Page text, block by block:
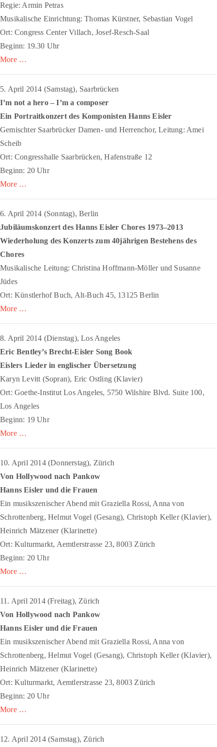
Regie: Armin Petras
Musikalische Einrichtung: Thomas Kürstner, Sebastian Vogel
Ort: Congress Center Villach, Josef-Resch-Saal
Beginn: 19.30 Uhr
More …
5. April 2014 (Samstag), Saarbrücken
I’m not a hero – I’m a composer
Ein Portraitkonzert des Komponisten Hanns Eisler
Gemischter Saarbrücker Damen- und Herrenchor, Leitung: Amei
Scheib
Ort: Congresshalle Saarbrücken, Hafenstraße 12
Beginn: 20 Uhr
More …
6. April 2014 (Sonntag), Berlin
Jubiläumskonzert des Hanns Eisler Chores 1973–2013
Wiederholung des Konzerts zum 40jährigen Bestehens des
Chores
Musikalische Leitung: Christina Hoffmann-Möller und Susanne
Jüdes
Ort: Künstlerhof Buch, Alt-Buch 45, 13125 Berlin
More …
8. April 2014 (Dienstag), Los Angeles
Eric Bentley’s Brecht-Eisler Song Book
Eislers Lieder in englischer Übersetzung
Karyn Levitt (Sopran), Eric Ostling (Klavier)
Ort: Goethe-Institut Los Angeles, 5750 Wilshire Blvd. Suite 100,
Los Angeles
Beginn: 19 Uhr
More …
10. April 2014 (Donnerstag), Zürich
Von Hollywood nach Pankow
Hanns Eisler und die Frauen
Ein musikszenischer Abend mit Graziella Rossi, Anna von
Schrottenberg, Helmut Vogel (Gesang), Christoph Keller (Klavier),
Heinrich Mätzener (Klarinette)
Ort: Kulturmarkt, Aemtlerstrasse 23, 8003 Zürich
Beginn: 20 Uhr
More …
11. April 2014 (Freitag), Zürich
Von Hollywood nach Pankow
Hanns Eisler und die Frauen
Ein musikszenischer Abend mit Graziella Rossi, Anna von
Schrottenberg, Helmut Vogel (Gesang), Christoph Keller (Klavier),
Heinrich Mätzener (Klarinette)
Ort: Kulturmarkt, Aemtlerstrasse 23, 8003 Zürich
Beginn: 20 Uhr
More …
12. April 2014 (Samstag), Zürich